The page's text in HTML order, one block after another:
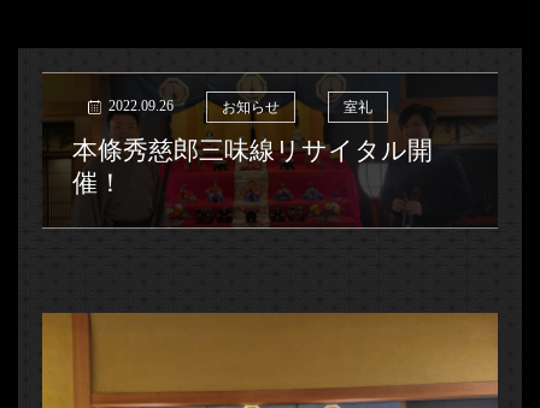
2022.09.26 お知らせ 室礼
本條秀慈郎三味線リサイタル開
催！